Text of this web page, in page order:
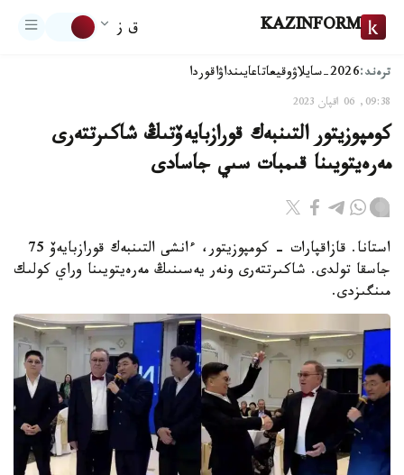
KAZINFORM ق ز
ترەند:2026-سايلاۋ وقيعاتاعايىنداۋاقوردا
09:38, 06 اقپان 2023
كومپوزيتور التىنبەك قورازبايەۆتىڭ شاكىرتتەرى
مەرەيتويىنا قىمبات سىي جاسادى
استانا. قازاقپارات - كومپوزيتور، ءانشى التىنبەك قورازبايەۆ 75
جاسقا تولدى. شاكىرتتەرى ونەر يەسىنىڭ مەرەيتويىنا وراي كولىك
مىنگىزدى.